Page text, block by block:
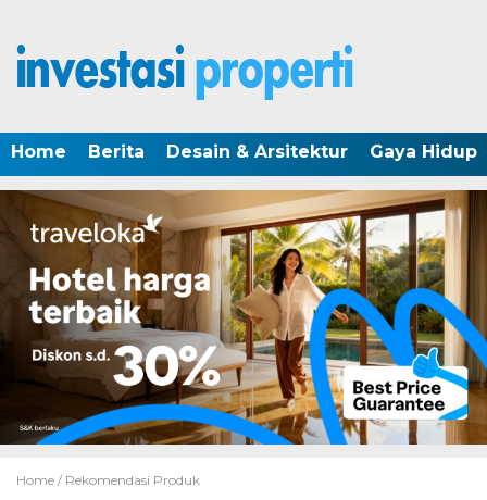
Home Berita Desain & Arsitektur Gaya Hidup
Home / Rekomendasi Produk